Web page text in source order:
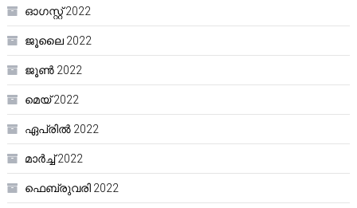
ഓഗസ്റ്റ്‌ 2022
ജൂലൈ 2022
ജൂൺ 2022
മെയ്‌ 2022
ഏപ്രിൽ 2022
മാർച്ച്‌ 2022
ഫെബ്രുവരി 2022